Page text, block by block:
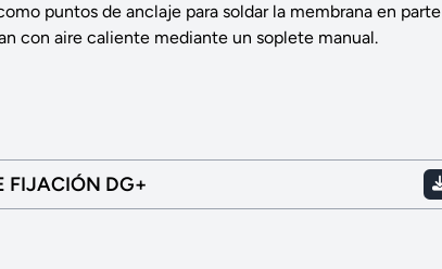
puntos de anclaje para soldar la membrana en parte
con aire caliente mediante un soplete manual.
FIJACIÓN DG+